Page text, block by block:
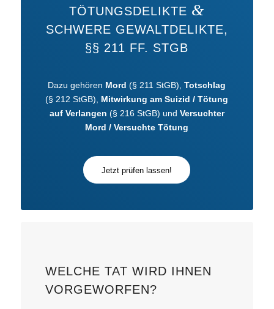
TÖTUNGSDELIKTE &
SCHWERE GEWALTDELIKTE,
§§ 211 FF. STGB
Dazu gehören Mord (§ 211 StGB),Totschlag
(§ 212 StGB), Mitwirkung am Suizid / Tötung
auf Verlangen (§ 216 StGB) und Versuchter
Mord / Versuchte Tötung
Jetzt prüfen lassen!
WELCHE TAT WIRD IHNEN
VORGEWORFEN?